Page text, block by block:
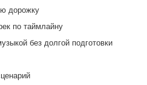
дорожку
по таймлайну
без долгой подготовки